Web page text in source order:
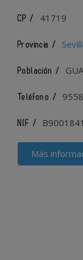
CP / 41719
Provincia /
Población /
Teléfono /
NIF /
Más